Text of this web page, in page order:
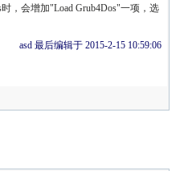
，会增加"Load Grub4Dos"一项，选
asd 最后编辑于 2015-2-15 10:59:06